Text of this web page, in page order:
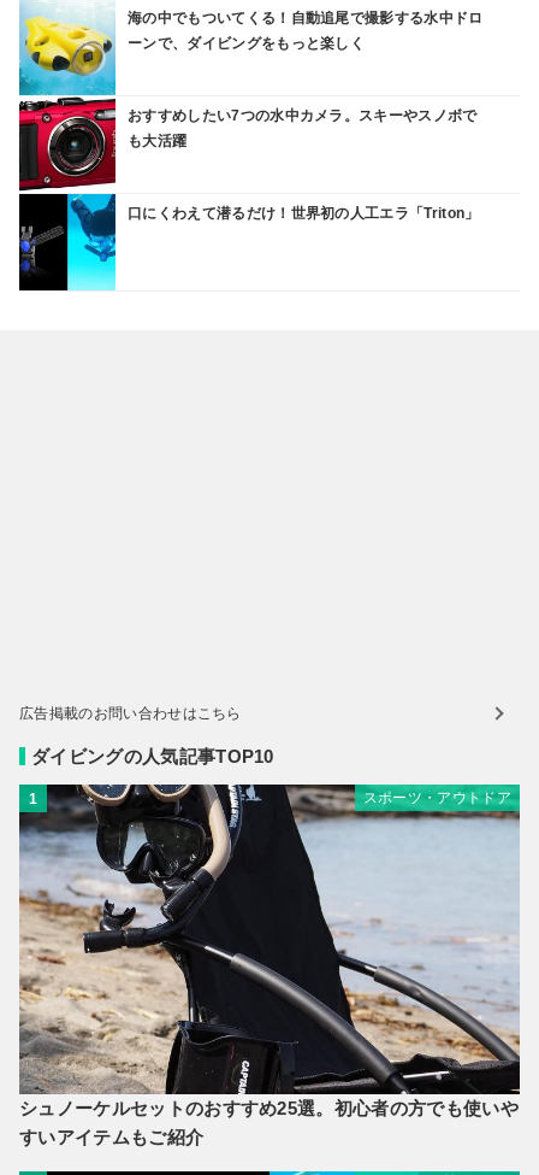
海の中でもついてくる！自動追尾で撮影する水中ドロ
ーンで、ダイビングをもっと楽しく
おすすめしたい7つの水中カメラ。スキーやスノボで
も大活躍
口にくわえて潜るだけ！世界初の人工エラ「Triton」
広告掲載のお問い合わせはこちら
ダイビングの人気記事TOP10
1 スポーツ・アウトドア
シュノーケルセットのおすすめ25選。初心者の方でも使いや
すいアイテムもご紹介